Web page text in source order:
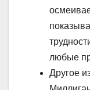
любые
Другое